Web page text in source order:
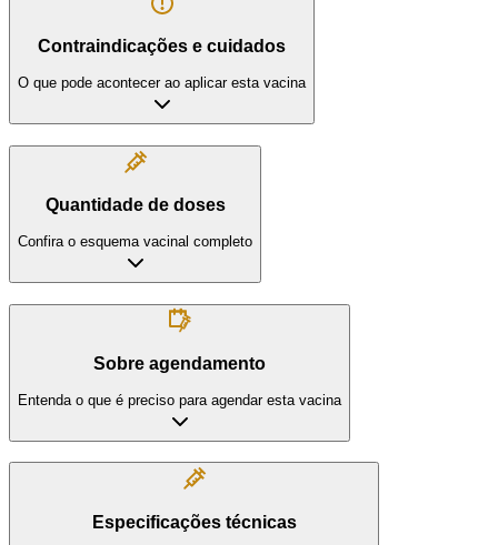
Contraindicações e cuidados
O que pode acontecer ao aplicar esta vacina
Quantidade de doses
Confira o esquema vacinal completo
Sobre agendamento
Entenda o que é preciso para agendar esta vacina
Especificações técnicas